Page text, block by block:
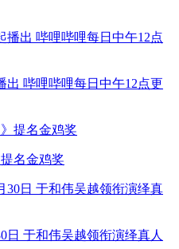
出 哔哩哔哩每日中午12点更
名金鸡奖
日 于和伟吴越领衔演绎真人